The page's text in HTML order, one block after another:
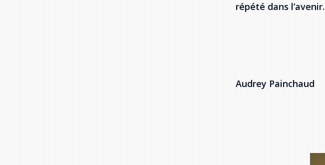
répété dans l’avenir.
Audrey Painchaud